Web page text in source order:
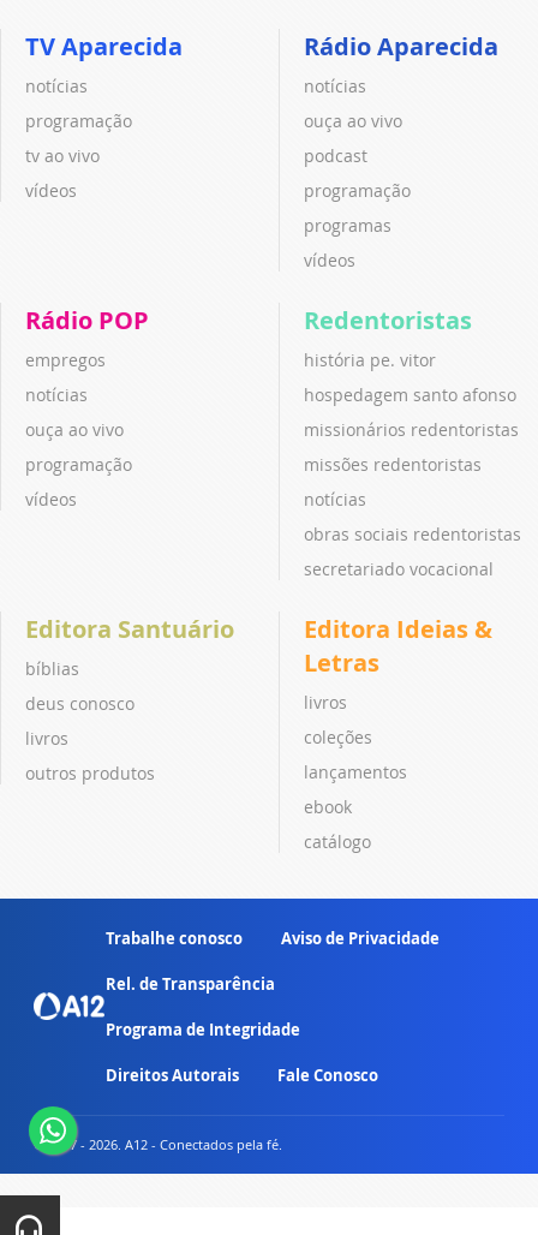
TV Aparecida
notícias
programação
tv ao vivo
vídeos
Rádio Aparecida
notícias
ouça ao vivo
podcast
programação
programas
vídeos
Rádio POP
empregos
notícias
ouça ao vivo
programação
vídeos
Redentoristas
história pe. vitor
hospedagem santo afonso
missionários redentoristas
missões redentoristas
notícias
obras sociais redentoristas
secretariado vocacional
Editora Santuário
bíblias
deus conosco
livros
outros produtos
Editora Ideias &
Letras
livros
coleções
lançamentos
ebook
catálogo
Trabalhe conosco Aviso de Privacidade
Rel. de Transparência
Programa de Integridade
Direitos Autorais Fale Conosco
© 2007 - 2026. A12 - Conectados pela fé.